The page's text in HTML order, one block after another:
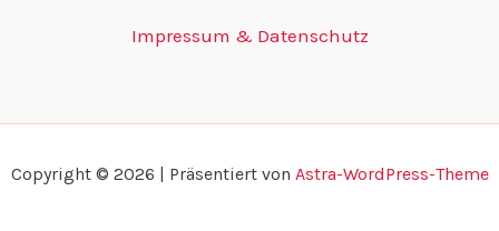
Impressum & Datenschutz
Copyright © 2026 | Präsentiert von Astra-WordPress-Theme